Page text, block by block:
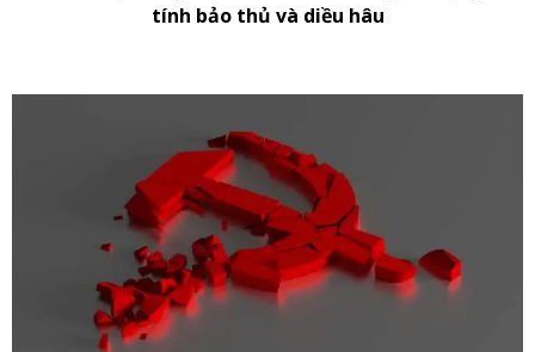
tính bảo thủ và diều hâu